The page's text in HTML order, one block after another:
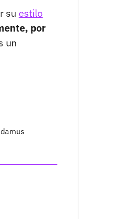
su estilo
por
un